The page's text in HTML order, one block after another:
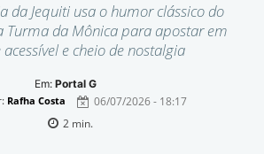
da Jequiti usa o humor clássico do
Turma da Mônica para apostar em
e cheio de nostalgia
Em: Portal G
Rafha Costa
06/07/2026 - 18:17
2min.